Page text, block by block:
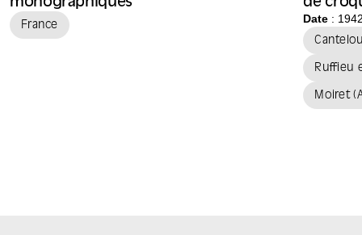
France
Date :
Ruffieu
Moiret